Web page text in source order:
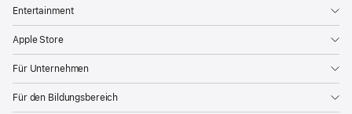
Entertainment
Apple Store
Für Unternehmen
Für den Bildungsbereich